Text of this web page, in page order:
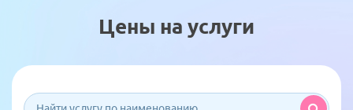
Цены на услуги